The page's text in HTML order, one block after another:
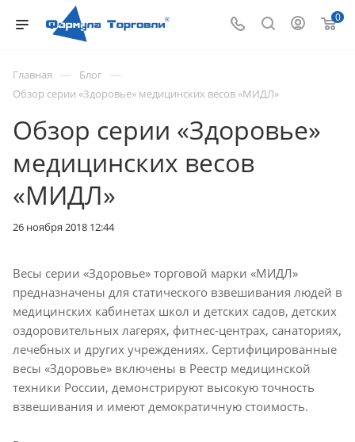
0
Главная — Блог —
Обзор серии «Здоровье» медицинских весов «МИДЛ»
Обзор серии «Здоровье»
медицинских весов
«МИДЛ»
26 ноября 2018 12:44
Весы серии «Здоровье» торговой марки «МИДЛ»
предназначены для статического взвешивания людей в
медицинских кабинетах школ и детских садов, детских
оздоровительных лагерях, фитнес-центрах, санаториях,
лечебных и других учреждениях. Сертифицированные
весы «Здоровье» включены в Реестр медицинской
техники России, демонстрируют высокую точность
взвешивания и имеют демократичную стоимость.